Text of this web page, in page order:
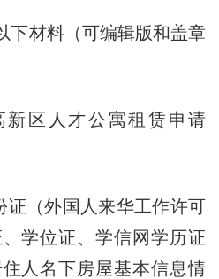
材料（可编辑版和盖章
区人才公寓租赁申请
（外国人来华工作许可
学位证、学信网学历证
人名下房屋基本信息情